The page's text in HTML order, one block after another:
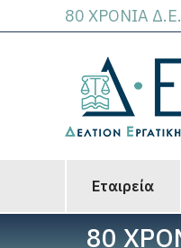
80 ΧΡΟΝΙΑ
Εταιρεία
80